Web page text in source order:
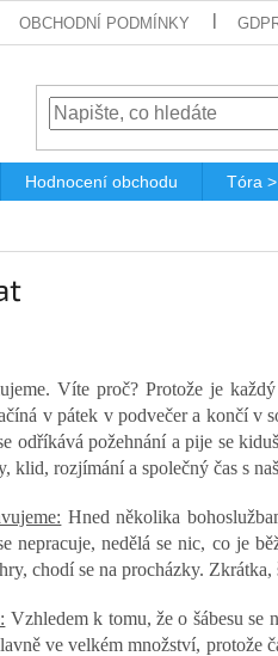
OBCHODNÍ PODMÍNKY
Hodnocení obchodu Tóra
Víte proč? Protože je
v pátek v podvečer a končí v
odříkává požehnání a pije se
klid, rozjímání a společný čas s
Hned několika
nepracuje, nedělá se nic, co je
chodí se na procházky. Zkrátka,
Vzhledem k tomu, že o šábesu
ve velkém množství, protože